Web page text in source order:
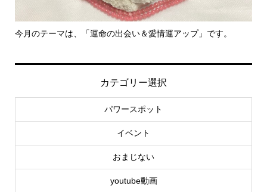
今月のテーマは、「運命の出会い＆愛情運アップ」です。
カテゴリー選択
パワースポット
イベント
おまじない
youtube動画